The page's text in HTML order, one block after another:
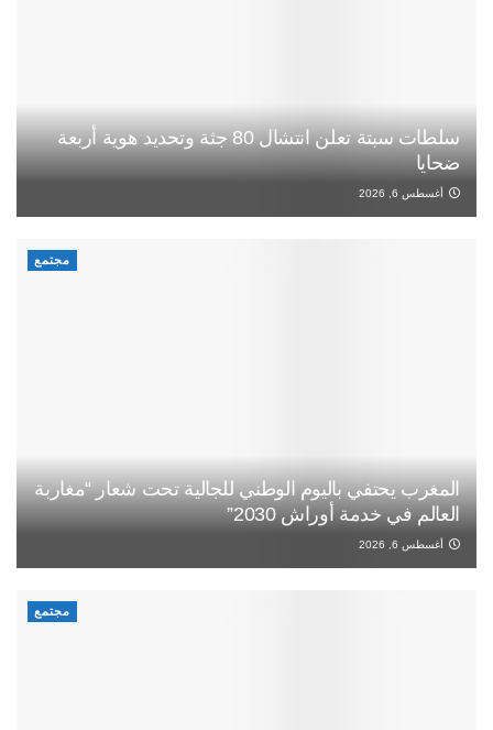
سلطات سبتة تعلن انتشال 80 جثة وتحديد هوية أربعة
ضحايا
أغسطس 6, 2026
مجتمع
المغرب يحتفي باليوم الوطني للجالية تحت شعار “مغاربة
العالم في خدمة أوراش 2030”
أغسطس 6, 2026
مجتمع